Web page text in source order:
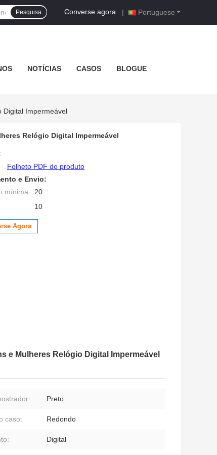
Portuguese
Converse agora |
Pesquisa
NOTÍCIAS CASOS BLOGUE
Digital Impermeável
Relógio Digital Impermeável
Folheto PDF do produto
e Envio:
mínima: 20
10
Agora
e Mulheres Relógio Digital Impermeável
Preto
caso: Redondo
Digital